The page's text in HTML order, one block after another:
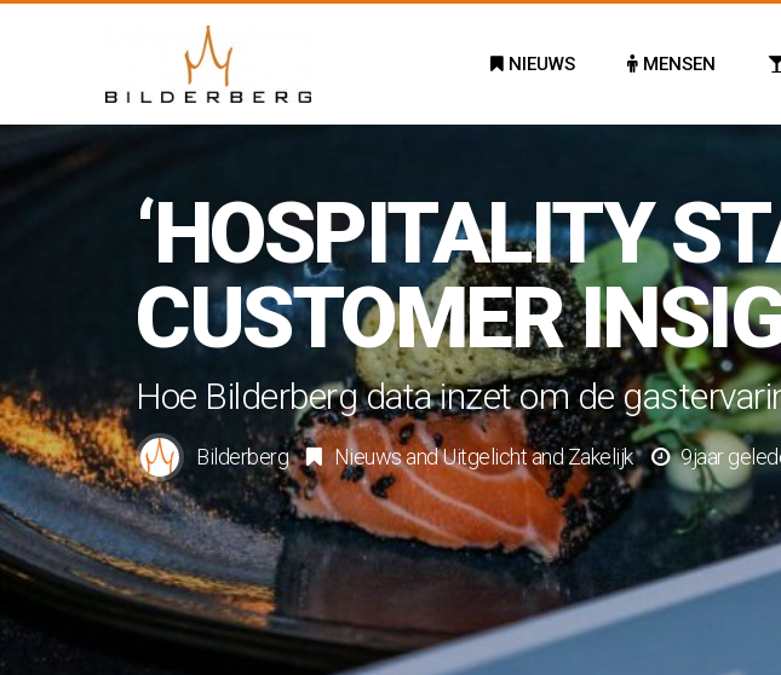
NIEUWS MENSEN
‘HOSPITALITY
CUSTOMER
Hoe Bilderberg data inzet om de
Bilderberg NieuwsandUitgelichtand Zakelijk 9jaar